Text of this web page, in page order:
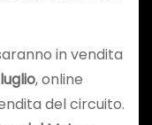
in vendita
, online
del circuito.